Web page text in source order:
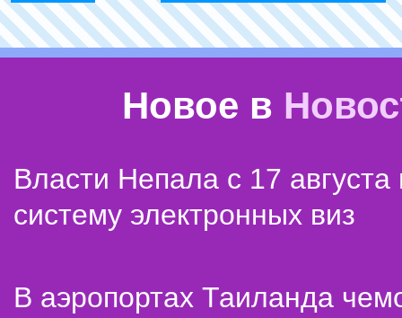
Новое в
Власти Непала с 17 августа
систему электронных виз
В аэропортах Таиланда